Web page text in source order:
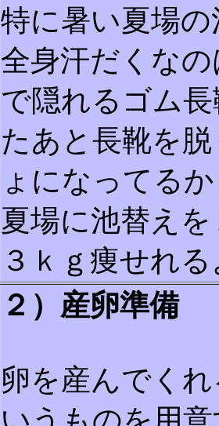
特に暑い夏場
全身汗だくな
で隠れるゴム
たあと長靴を
ょになってる
夏場に池替え
３ｋｇ痩せれ
２）産卵準備
卵を産んでく